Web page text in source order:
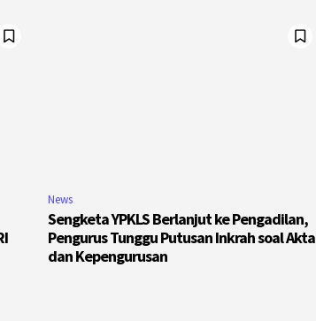
News
Sengketa YPKLS Berlanjut ke Pengadilan,
Pengurus Tunggu Putusan Inkrah soal Akta
dan Kepengurusan